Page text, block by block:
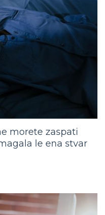
morete zaspati
le ena stvar